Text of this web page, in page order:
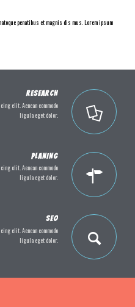
penatibus et magnis dis mus. Lorem ipsum
RESEARCH
elit. Aenean commodo
ligula eget dolor.
PLANING
elit. Aenean commodo
ligula eget dolor.
SEO
elit. Aenean commodo
ligula eget dolor.